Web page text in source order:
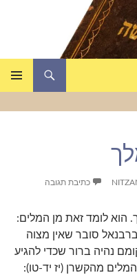
כתיבת תגובה
הוא לומד זאת מן המלים:
סובר שאין מצוה
נהיה ברור שכדי להגיע
מהקשרן (יז יד-טו):